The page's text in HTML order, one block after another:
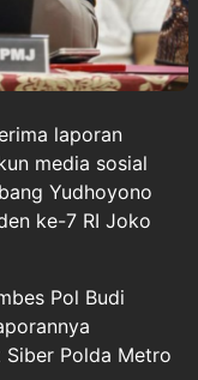
laporan
media sosial
Yudhoyono
ke-7 RI Joko
Pol Budi
Polda Metro